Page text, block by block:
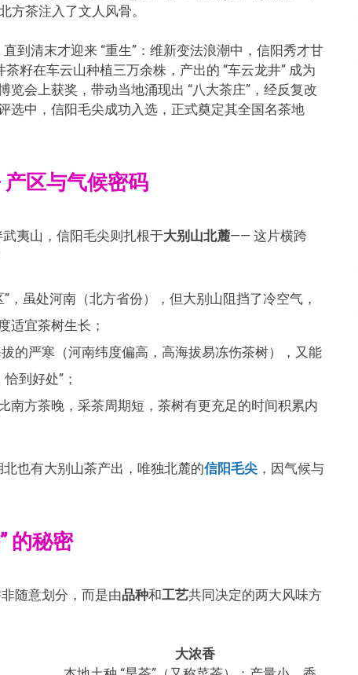
方茶注入了文人风骨。
到清末才迎来 “重生”：维新变法浪潮中，信阳秀才甘
籽在车云山种植三万余株，产出的 “车云龙井” 成为
会上获奖，带动当地涌现出 “八大茶庄”，经反复改
选中，信阳毛尖成功入选，正式奠定其全国名茶地
区与气候密码
夷山，信阳毛尖则扎根于大别山北麓—— 这片横跨
，虽处河南（北方省份），但大别山阻挡了冷空气，
适宜茶树生长；
的严寒（河南纬度偏高，高海拔易冻伤茶树），又能
到好处”；
方茶晚，采茶周期短，茶树有更充足的时间积累内
北也有大别山茶产出，唯独北麓的信阳毛尖，因气候与
的秘密
随意划分，而是由品种和工艺共同决定的两大风味方
大浓香